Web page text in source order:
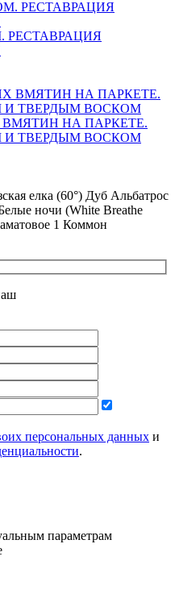
НА ПАРКЕТЕ.
ТВЕРДЫМ ВОСКОМ
елка (60°) Дуб Альбатрос
ночи (White Breathe
1 Коммон
персональных данных и
.
параметрам